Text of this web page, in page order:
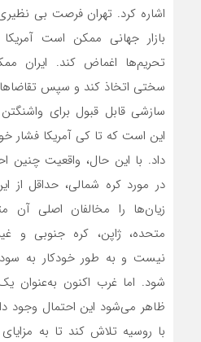
اشاره کرد. تهران فرصت بی
بازار جهانی ممکن است
تحریم‌ها اغماض کند. ایران
سختی اتخاذ کند و سپس
سازشی قابل قبول برای
این است که تا کی آمریکا فشار
داد. با این حال، واقعیت چنین
در مورد کره شمالی، حداقل از
زیان‌ها را مخالفان اصلی آن
متحده، ژاپن، کره جنوبی و
نیست و به طور خودکار به
شود. اما غرب اکنون به‌عنوان
ظاهر می‌شود این احتمال وجود
با روسیه تلاش کند تا به